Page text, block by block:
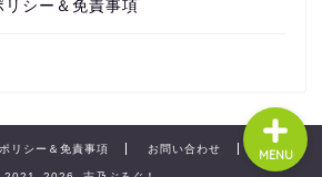
リシー＆免責事項
リシー＆免責事項 お問い合わせ MENU